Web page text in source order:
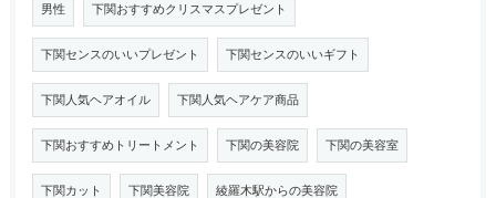
男性 下関おすすめクリスマスプレゼント
下関センスのいいプレゼント 下関センスのいいギフト
下関人気ヘアオイル 下関人気ヘアケア商品
下関おすすめトリートメント 下関の美容院 下関の美容室
下関カット 下関美容院 綾羅木駅からの美容院